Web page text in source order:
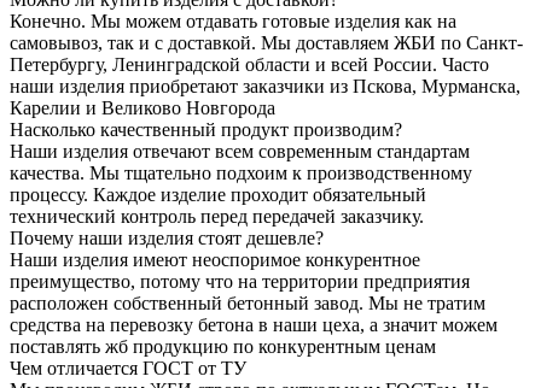
Конечно. Мы можем отдавать готовые изделия как на
самовывоз, так и с доставкой. Мы доставляем ЖБИ по Санкт-
Петербургу, Ленинградской области и всей России. Часто
наши изделия приобретают заказчики из Пскова, Мурманска,
Карелии и Великово Новгорода
Насколько качественный продукт производим?
Наши изделия отвечают всем современным стандартам
качества. Мы тщательно подхоим к производственному
процессу. Каждое изделие проходит обязательный
технический контроль перед передачей заказчику.
Почему наши изделия стоят дешевле?
Наши изделия имеют неоспоримое конкурентное
преимущество, потому что на территории предприятия
расположен собственный бетонный завод. Мы не тратим
средства на перевозку бетона в наши цеха, а значит можем
поставлять жб продукцию по конкурентным ценам
Чем отличается ГОСТ от ТУ